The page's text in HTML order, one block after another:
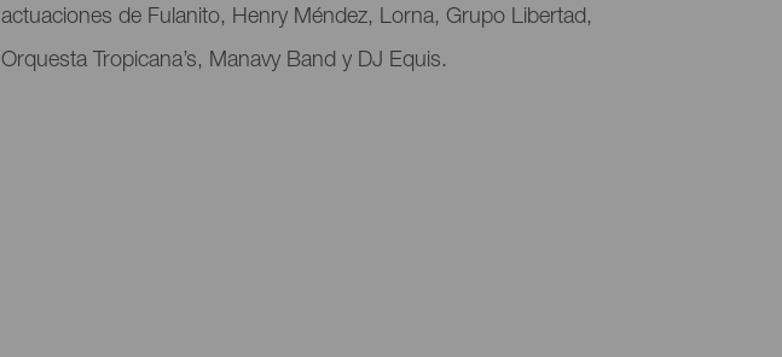
actuaciones de Fulanito, Henry Méndez, Lorna, Grupo Libertad,
Orquesta Tropicana’s, Manavy Band y DJ Equis.